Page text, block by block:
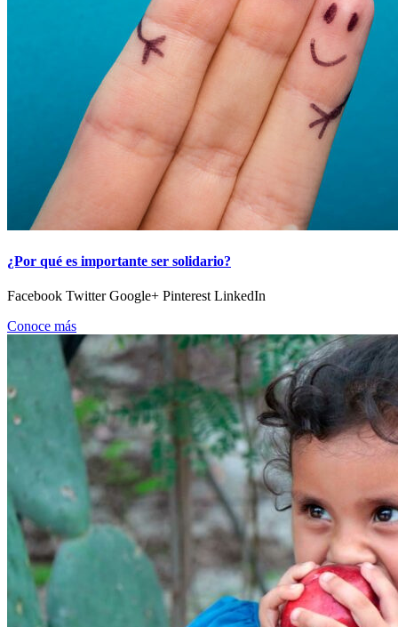
¿Por qué es importante ser solidario?
Facebook Twitter Google+ Pinterest LinkedIn
Conoce más